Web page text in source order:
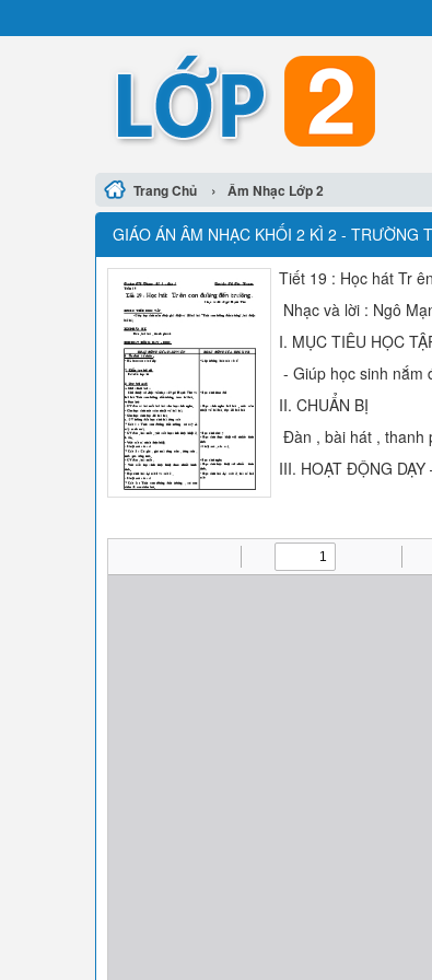
Trang Chủ › Âm Nhạc Lớp 2
GIÁO ÁN ÂM NHẠC KHỐI 2 KÌ 2 - TRƯỜNG
Tiết 19 : Học hát Tr
Nhạc và lời : Ngô
I. MỤC TIÊU HỌC
- Giúp học sinh nắm
II. CHUẨN BỊ
Đàn , bài hát , thanh
III. HOẠT ĐỘNG DẠY